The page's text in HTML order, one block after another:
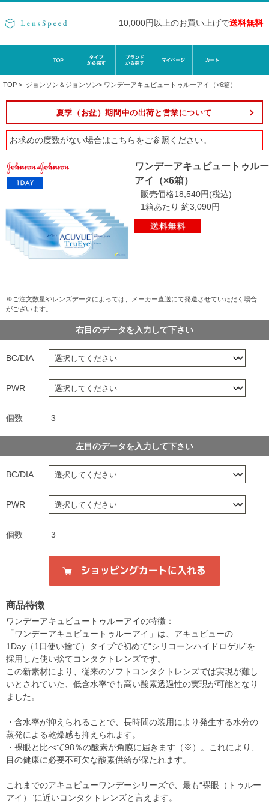
10,000円以上のお買い上げで送料無料
TOP > ジョンソン＆ジョンソン> ワンデーアキュビュートゥルーアイ（×6箱）
夏季（お盆）期間中の出荷と営業について
お求めの度数がない場合はこちらをご参照ください。
ワンデーアキュビュートゥルー
アイ（×6箱）
販売価格18,540円(税込)
1箱あたり 約3,090円
※ご注文数量やレンズデータによっては、メーカー直送にて発送させていただく場合
がございます。
右目のデータを入力して下さい
BC/DIA
PWR
個数 3
左目のデータを入力して下さい
BC/DIA
PWR
個数 3
商品特徴
ワンデーアキュビュートゥルーアイの特徴：
「ワンデーアキュビュートゥルーアイ」は、アキュビューの
1Day（1日使い捨て）タイプで初めて“シリコーンハイドロゲル”を
採用した使い捨てコンタクトレンズです。
この新素材により、従来のソフトコンタクトレンズでは実現が難し
いとされていた、低含水率でも高い酸素透過性の実現が可能となり
ました。
・含水率が抑えられることで、長時間の装用により発生する水分の
蒸発による乾燥感も抑えられます。
・裸眼と比べて98％の酸素が角膜に届きます（※）。これにより、
目の健康に必要不可欠な酸素供給が保たれます。
これまでのアキュビューワンデーシリーズで、最も“裸眼（トゥルー
アイ）”に近いコンタクトレンズと言えます。